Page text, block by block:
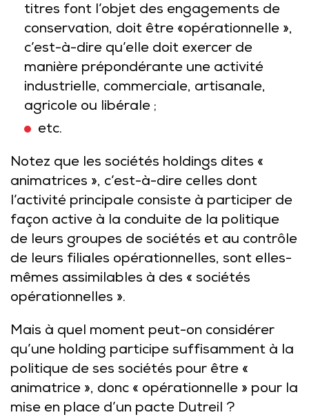
titres font l’objet des engagements de
conservation, doit être «opérationnelle »,
c’est-à-dire qu’elle doit exercer de
manière prépondérante une activité
industrielle, commerciale, artisanale,
agricole ou libérale ;
etc.
Notez que les sociétés holdings dites «
animatrices », c’est-à-dire celles dont
l’activité principale consiste à participer de
façon active à la conduite de la politique
de leurs groupes de sociétés et au contrôle
de leurs filiales opérationnelles, sont elles-
mêmes assimilables à des « sociétés
opérationnelles ».
Mais à quel moment peut-on considérer
qu’une holding participe suffisamment à la
politique de ses sociétés pour être «
animatrice », donc « opérationnelle » pour la
mise en place d’un pacte Dutreil ?